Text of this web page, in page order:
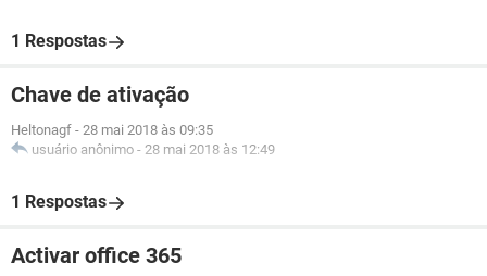
1 Respostas
Chave de ativação
Heltonagf - 28 mai 2018 às 09:35
usuário anônimo - 28 mai 2018 às 12:49
1 Respostas
Activar office 365